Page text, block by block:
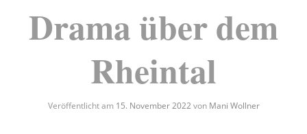
Drama über dem
Rheintal
Veröffentlicht am 15. November 2022von Mani Wollner